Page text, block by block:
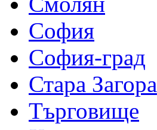
София
София-град
Стара Загора
Търговище